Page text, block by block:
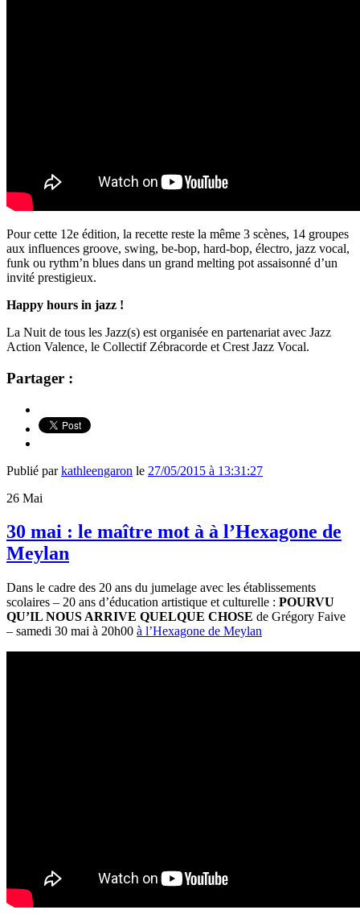
Pour cette 12e édition, la recette reste la même 3 scènes, 14 groupes
aux influences groove, swing, be-bop, hard-bop, électro, jazz vocal,
funk ou rythm’n blues dans un grand melting pot assaisonné d’un
invité prestigieux.
Happy hours in jazz !
La Nuit de tous les Jazz(s) est organisée en partenariat avec Jazz
Action Valence, le Collectif Zébracorde et Crest Jazz Vocal.
Partager :
Publié parkathleengaron le 27/05/2015 à 13:31:27
26 Mai
30 mai : le maître mot à à l’Hexagone de
Meylan
Dans le cadre des 20 ans du jumelage avec les établissements
scolaires – 20 ans d’éducation artistique et culturelle : POURVU
QU’IL NOUS ARRIVE QUELQUE CHOSE de Grégory Faive
– samedi 30 mai à 20h00 à l’Hexagone de Meylan